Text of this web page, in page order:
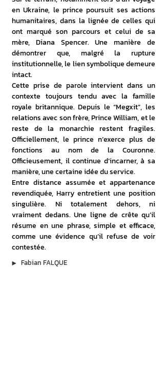
en Ukraine, le prince poursuit ses actions
humanitaires, dans la lignée de celles qui
ont marqué son parcours et celui de sa
mère, Diana Spencer. Une manière de
démontrer que, malgré la rupture
institutionnelle, le lien symbolique demeure
intact.
Cette prise de parole intervient dans un
contexte toujours tendu avec la famille
royale britannique. Depuis le “Megxit”, les
relations avec son frère, Prince William, et le
reste de la monarchie restent fragiles.
Officiellement, le prince n’exerce plus de
fonctions au nom de la Couronne.
Officieusement, il continue d’incarner, à sa
manière, une certaine idée du service.
Entre distance assumée et appartenance
revendiquée, Harry entretient une position
singulière. Ni totalement dehors, ni
vraiment dedans. Une ligne de crête qu’il
résume en une phrase, simple et efficace,
comme une évidence qu’il refuse de voir
contestée.
▶︎ Fabian FALQUE